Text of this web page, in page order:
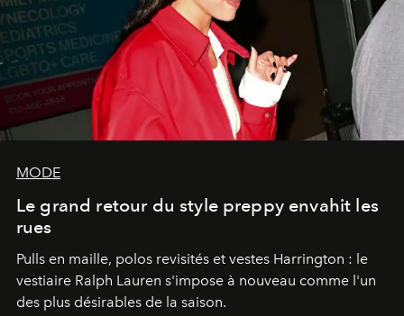
MODE
Le grand retour du style preppy envahit les
rues
Pulls en maille, polos revisités et vestes Harrington : le
vestiaire Ralph Lauren s'impose à nouveau comme l'un
des plus désirables de la saison.